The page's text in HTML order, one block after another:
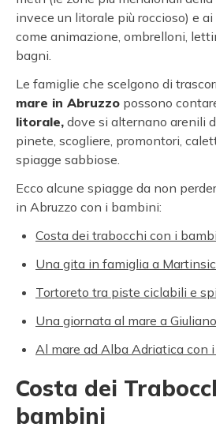
invece un litorale più roccioso) e ai
come animazione, ombrelloni,
bagni.
Le famiglie che scelgono di
mare in Abruzzo possono
litorale, dove si alternano arenili
pinete, scogliere, promontori,
spiagge sabbiose.
Ecco alcune spiagge da non
in Abruzzo con i bambini:
Costa dei trabocchi con i
Una gita in famiglia a
Tortoreto tra piste ciclabili e
Una giornata al mare a
Al mare ad Alba Adriatica con
Costa dei
bambini